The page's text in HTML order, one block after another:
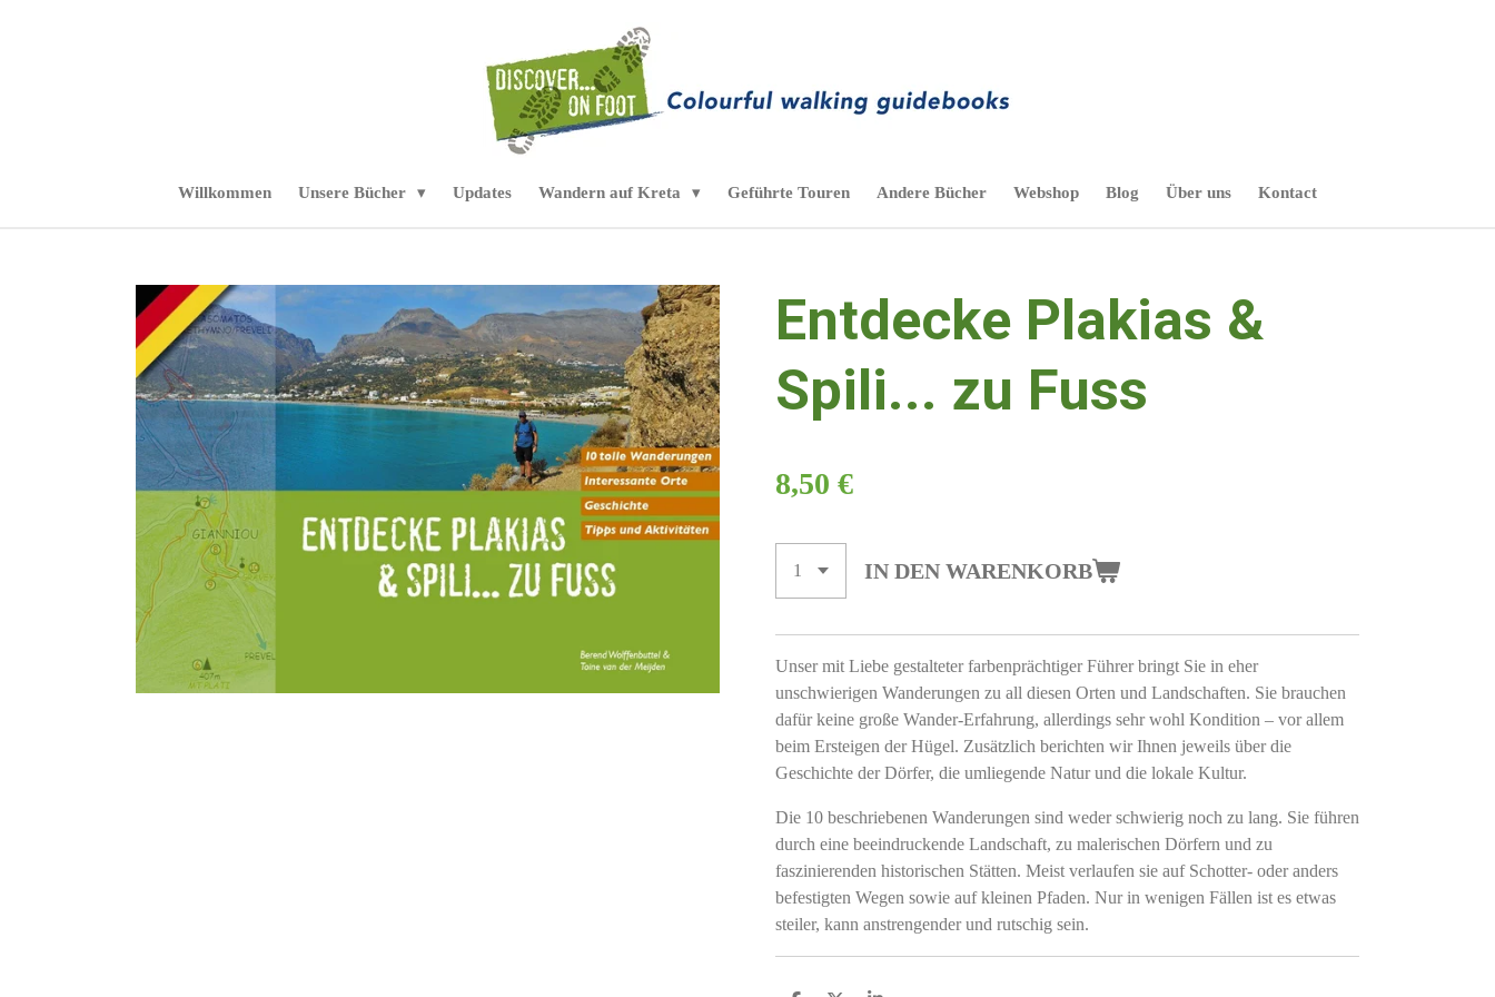
Willkommen Unsere Bücher Updates Wandern auf Kreta Geführte Touren Andere Bücher Webshop Blog Über uns Kontact
Entdecke Plakias &
Spili... zu Fuss
8,50 €
IN DEN WARENKORB
Unser mit Liebe gestalteter farbenprächtiger Führer bringt Sie in eher
unschwierigen Wanderungen zu all diesen Orten und Landschaften. Sie brauchen
dafür keine große Wander-Erfahrung, allerdings sehr wohl Kondition – vor allem
beim Ersteigen der Hügel. Zusätzlich berichten wir Ihnen jeweils über die
Geschichte der Dörfer, die umliegende Natur und die lokale Kultur.
Die 10 beschriebenen Wanderungen sind weder schwierig noch zu lang. Sie führen
durch eine beeindruckende Landschaft, zu malerischen Dörfern und zu
faszinierenden historischen Stätten. Meist verlaufen sie auf Schotter- oder anders
befestigten Wegen sowie auf kleinen Pfaden. Nur in wenigen Fällen ist es etwas
steiler, kann anstrengender und rutschig sein.